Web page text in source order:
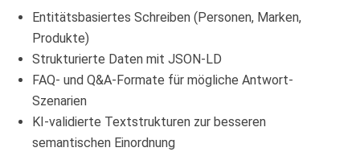
Entitätsbasiertes Schreiben (Personen, Marken,
Produkte)
Strukturierte Daten mit JSON-LD
FAQ- und Q&A-Formate für mögliche Antwort-
Szenarien
KI-validierte Textstrukturen zur besseren
semantischen Einordnung